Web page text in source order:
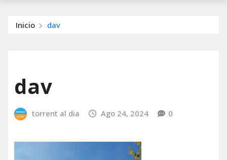
Inicio dav
dav
torrent al dia Ago 24, 2024 0